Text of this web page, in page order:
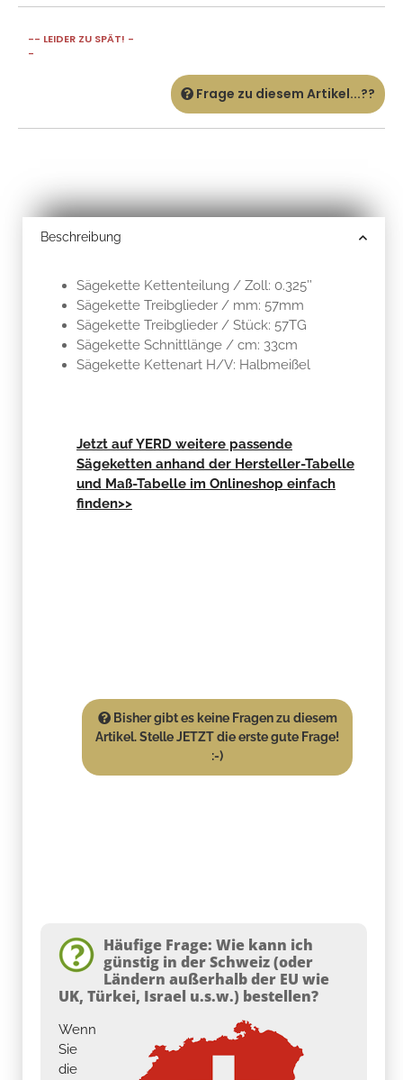
-- LEIDER ZU SPÄT! -
-
Frage zu diesem Artikel...??
Beschreibung
Sägekette Kettenteilung / Zoll: 0.325’’
Sägekette Treibglieder / mm: 57mm
Sägekette Treibglieder / Stück: 57TG
Sägekette Schnittlänge / cm: 33cm
Sägekette Kettenart H/V: Halbmeißel
Jetzt auf YERD weitere passende
Sägeketten anhand der Hersteller-Tabelle
und Maß-Tabelle im Onlineshop einfach
finden>>
Bisher gibt es keine Fragen zu diesem
Artikel. Stelle JETZT die erste gute Frage!
:-)
Häufige Frage: Wie kann ich
günstig in der Schweiz (oder
Ländern außerhalb der EU wie
UK, Türkei, Israel u.s.w.) bestellen?
Wenn
Sie
die